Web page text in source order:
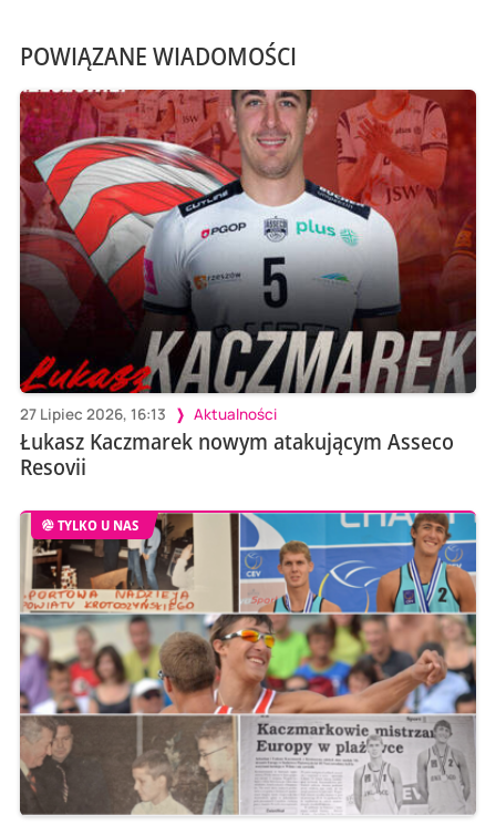
POWIĄZANE WIADOMOŚCI
27 Lipiec 2026, 16:13 Aktualności
Łukasz Kaczmarek nowym atakującym Asseco
Resovii
TYLKO U NAS